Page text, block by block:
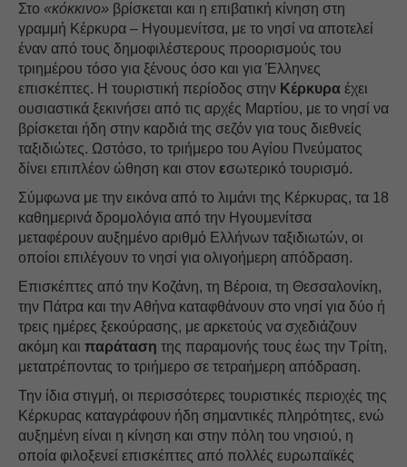
Στο «κόκκινο» βρίσκεται και η επιβατική κίνηση στη
γραμμή Κέρκυρα – Ηγουμενίτσα, με το νησί να αποτελεί
έναν από τους δημοφιλέστερους προορισμούς του
τριημέρου τόσο για ξένους όσο και για Έλληνες
επισκέπτες. Η τουριστική περίοδος στην Κέρκυρα έχει
ουσιαστικά ξεκινήσει από τις αρχές Μαρτίου, με το νησί να
βρίσκεται ήδη στην καρδιά της σεζόν για τους διεθνείς
ταξιδιώτες. Ωστόσο, το τριήμερο του Αγίου Πνεύματος
δίνει επιπλέον ώθηση και στον εσωτερικό τουρισμό.
Σύμφωνα με την εικόνα από το λιμάνι της Κέρκυρας, τα 18
καθημερινά δρομολόγια από την Ηγουμενίτσα
μεταφέρουν αυξημένο αριθμό Ελλήνων ταξιδιωτών, οι
οποίοι επιλέγουν το νησί για ολιγοήμερη απόδραση.
Επισκέπτες από την Κοζάνη, τη Βέροια, τη Θεσσαλονίκη,
την Πάτρα και την Αθήνα καταφθάνουν στο νησί για δύο ή
τρεις ημέρες ξεκούρασης, με αρκετούς να σχεδιάζουν
ακόμη και παράταση της παραμονής τους έως την Τρίτη,
μετατρέποντας το τριήμερο σε τετραήμερη απόδραση.
Την ίδια στιγμή, οι περισσότερες τουριστικές περιοχές της
Κέρκυρας καταγράφουν ήδη σημαντικές πληρότητες, ενώ
αυξημένη είναι η κίνηση και στην πόλη του νησιού, η
οποία φιλοξενεί επισκέπτες από πολλές ευρωπαϊκές